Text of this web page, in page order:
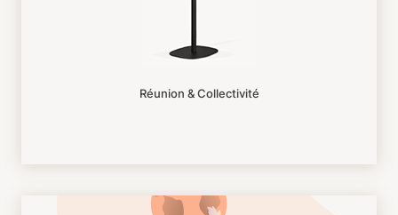
Réunion & Collectivité